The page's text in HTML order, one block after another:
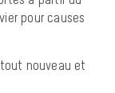
pour causes
nouveau et